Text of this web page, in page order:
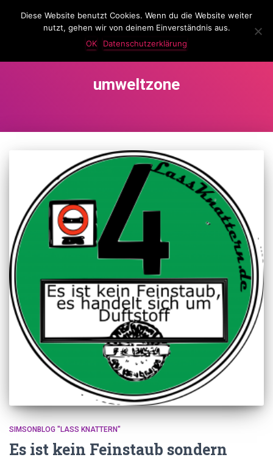
LassKnattern
umweltzone
SIMSONBLOG "LASS KNATTERN"
Es ist kein Feinstaub sondern
Diese Website benutzt Cookies. Wenn du die Website weiter
nutzt, gehen wir von deinem Einverständnis aus.
OK
Datenschutzerklärung